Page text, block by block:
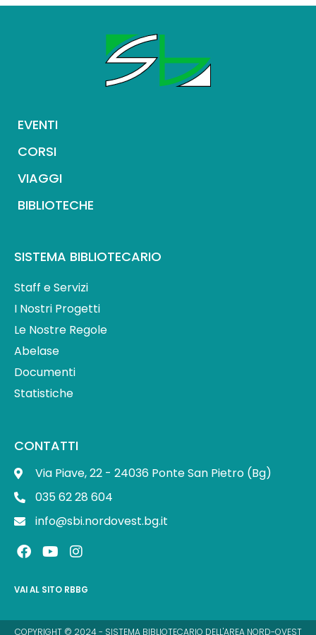
EVENTI
CORSI
VIAGGI
BIBLIOTECHE
SISTEMA BIBLIOTECARIO
Staff e Servizi
I Nostri Progetti
Le Nostre Regole
Abelase
Documenti
Statistiche
CONTATTI
Via Piave, 22 - 24036 Ponte San Pietro (Bg)
035 62 28 604
info@sbi.nordovest.bg.it
F
a
e
o
Y
o
t
b
I
n
t
g
VAI AL SITO RBBG
COPYRIGHT © 2024 - SISTEMA BIBLIOTECARIO DELL'AREA NORD-OVEST